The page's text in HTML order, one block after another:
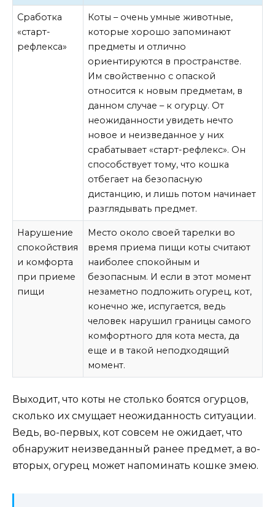
Сработка
«старт-
рефлекса»
Коты – очень умные животные,
которые хорошо запоминают
предметы и отлично
ориентируются в пространстве.
Им свойственно с опаской
относится к новым предметам, в
данном случае – к огурцу. От
неожиданности увидеть нечто
новое и неизведанное у них
срабатывает «старт-рефлекс». Он
способствует тому, что кошка
отбегает на безопасную
дистанцию, и лишь потом начинает
разглядывать предмет.
Нарушение
спокойствия
и комфорта
при приеме
пищи
Место около своей тарелки во
время приема пищи коты считают
наиболее спокойным и
безопасным. И если в этот момент
незаметно подложить огурец, кот,
конечно же, испугается, ведь
человек нарушил границы самого
комфортного для кота места, да
еще и в такой неподходящий
момент.
Выходит, что коты не столько боятся огурцов,
сколько их смущает неожиданность ситуации.
Ведь, во-первых, кот совсем не ожидает, что
обнаружит неизведанный ранее предмет, а во-
вторых, огурец может напоминать кошке змею.